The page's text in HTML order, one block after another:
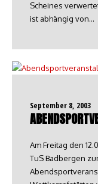
Scheines
ist abhängig von…
September 8, 2003
Am Freitag den
TuS Badbergen